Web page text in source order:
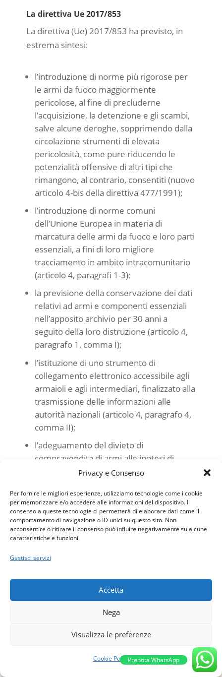
Privacy e Consenso
Per fornire le migliori esperienze, utilizziamo tecnologie come i cookie
per memorizzare e/o accedere alle informazioni del dispositivo. Il
consenso a queste tecnologie ci permetterà di elaborare dati come il
comportamento di navigazione o ID unici su questo sito. Non
acconsentire o ritirare il consenso può influire negativamente su alcune
caratteristiche e funzioni.
Gestisci servizi
Accetta
Nega
Visualizza le preferenze
Cookie Policy
La direttiva Ue 2017/853
La direttiva (Ue) 2017/853 ha previsto, in
estrema sintesi:
l’introduzione di norme più rigorose per
le armi da fuoco maggiormente
pericolose, al fine di precluderne
l’acquisizione, la detenzione e gli scambi,
salve alcune deroghe, sopprimendo dalla
circolazione strumenti di elevata
pericolosità, come pure riducendo le
potenzialità offensive di altri tipi che
rimangono, al contrario, consentiti (nuovo
articolo 4-bis della direttiva 477/1991);
l’introduzione di norme comuni
dell’Unione Europea in materia di
marcatura delle armi da fuoco e loro parti
essenziali, a fini di loro migliore
tracciamento in ambito intracomunitario
(articolo 4, paragrafi 1-3);
la previsione della conservazione dei dati
relativi ad armi e componenti essenziali
nell’apposito archivio per 30 anni a
seguito della loro distruzione (articolo 4,
paragrafo 1, comma I);
l’istituzione di uno strumento di
collegamento elettronico accessibile agli
armaioli e agli intermediari, finalizzato alla
trasmissione delle informazioni alle
autorità nazionali (articolo 4, paragrafo 4,
comma II);
l’adeguamento del divieto di
compravendita di armi alle ipotesi di
contratti a distanza (come, ad
operatori economici e dei soggetti
comunque autorizzati (articolo 1,
paragrafo 12);
la previsione di scambi di informazioni,
tra Stati membri, con mezzi elettronici
trasferimenti di armi da fuoco o sulle
autorizzazioni rifiutate in base
all’affidabilità della persona interessata;
fisici dei detentori, mediante monitoraggi
Prenota WhatsApp